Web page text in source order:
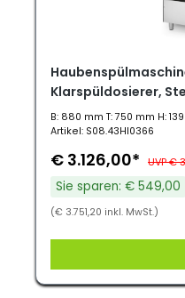
Klarspüldosierer,
elektromechanisch
B: 880 mm T: 750 mm H:
Artikel: S08.43HI0366
€ 3.126,00* UVP €
Sie sparen: € 549,00
(€ 3.751,20 inkl. MwSt.)